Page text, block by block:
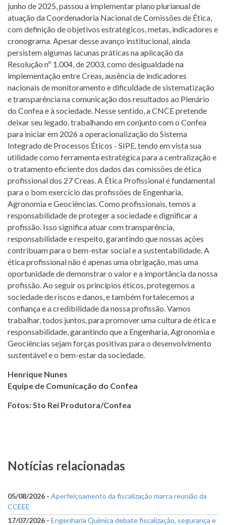
junho de 2025, passou a implementar plano plurianual de
atuação da Coordenadoria Nacional de Comissões de Ética,
com definição de objetivos estratégicos, metas, indicadores e
cronograma. Apesar desse avanço institucional, ainda
persistem algumas lacunas práticas na aplicação da
Resolução nº 1.004, de 2003, como desigualdade na
implementação entre Creas, ausência de indicadores
nacionais de monitoramento e dificuldade de sistematização
e transparência na comunicação dos resultados ao Plenário
do Confea e à sociedade. Nesse sentido, a CNCE pretende
deixar seu legado, trabalhando em conjunto com o Confea
para iniciar em 2026 a operacionalização do Sistema
Integrado de Processos Éticos - SIPE, tendo em vista sua
utilidade como ferramenta estratégica para a centralização e
o tratamento eficiente dos dados das comissões de ética
profissional dos 27 Creas. A Ética Profissional é fundamental
para o bom exercício das profissões de Engenharia,
Agronomia e Geociências. Como profissionais, temos a
responsabilidade de proteger a sociedade e dignificar a
profissão. Isso significa atuar com transparência,
responsabilidade e respeito, garantindo que nossas ações
contribuam para o bem-estar social e a sustentabilidade. A
ética profissional não é apenas uma obrigação, mas uma
oportunidade de demonstrar o valor e a importância da nossa
profissão. Ao seguir os princípios éticos, protegemos a
sociedade de riscos e danos, e também fortalecemos a
confiança e a credibilidade da nossa profissão. Vamos
trabalhar, todos juntos, para promover uma cultura de ética e
responsabilidade, garantindo que a Engenharia, Agronomia e
Geociências sejam forças positivas para o desenvolvimento
sustentável e o bem-estar da sociedade.
Henrique Nunes
Equipe de Comunicação do Confea
Fotos: Sto Rei Produtora/Confea
Notícias relacionadas
05/08/2026 - Aperfeiçoamento da fiscalização marca reunião da
CCEEE
17/07/2026 - Engenharia Química debate fiscalização, segurança e